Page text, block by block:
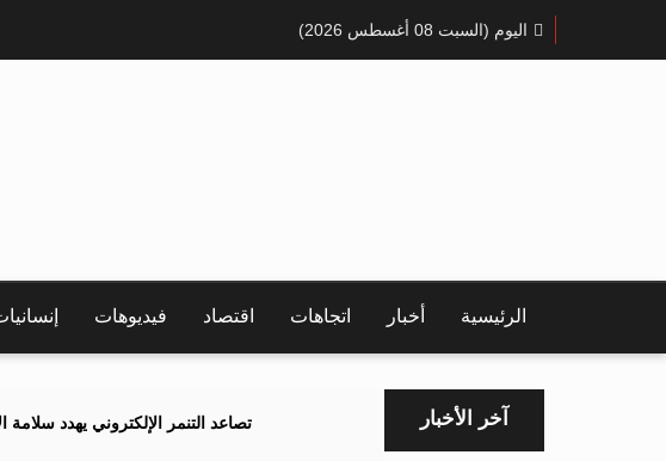
اليوم (السبت 08 أغسطس 2026)
الرئيسية أخبار اتجاهات اقتصاد فيديوهات
آخر الأخبار تصاعد التنمر الإلكتروني يهدد